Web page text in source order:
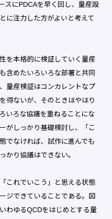
スにPDCAを早く回し、量産設
に注力した方がよいと考えて
を本格的に検証していく量産
含めたいろいろな部署と共同
量産検証はコンカレントなプ
得ないが、そのときはやはり
いろな協議を重ねることにな
がしっかり基礎検討し、「こ
でなければ、試作に進んでも
かり協議はできない。
これでいこう」と思える状態
ジできていることである。図
わゆるQCDをはじめとする量